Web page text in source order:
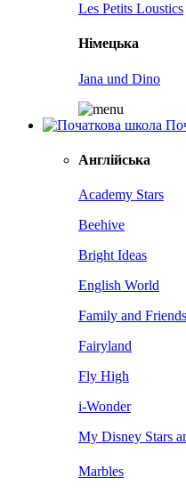
Les Petits Loustics
Німецька
Jana und Dino
Англійська
Academy Stars
Beehive
Bright Ideas
English World
Family and Friends
Fairyland
Fly High
i-Wonder
My Disney Stars
Marbles